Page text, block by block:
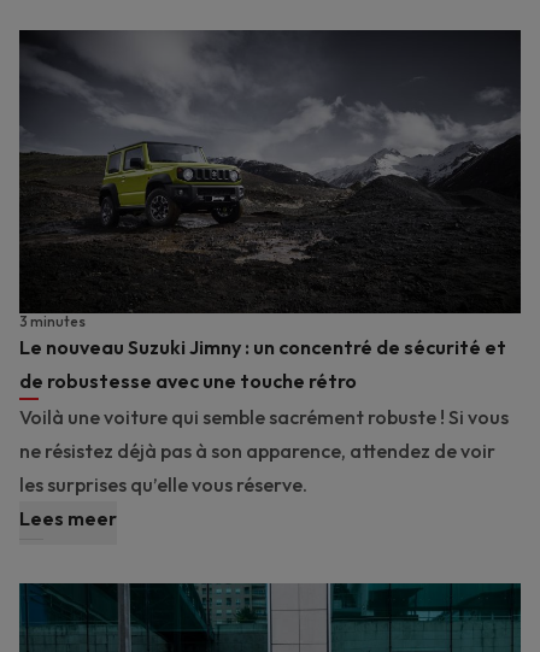
Le nouveau Suzuki Jimny : un concentré de sécurité et
de robustesse avec une touche rétro
3 minutes
Voilà une voiture qui semble sacrément robuste ! Si vous
ne résistez déjà pas à son apparence, attendez de voir
les surprises qu’elle vous réserve.
Lees meer